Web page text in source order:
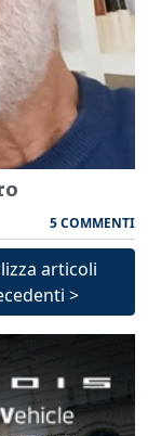
5 COMMENTI
articoli
>